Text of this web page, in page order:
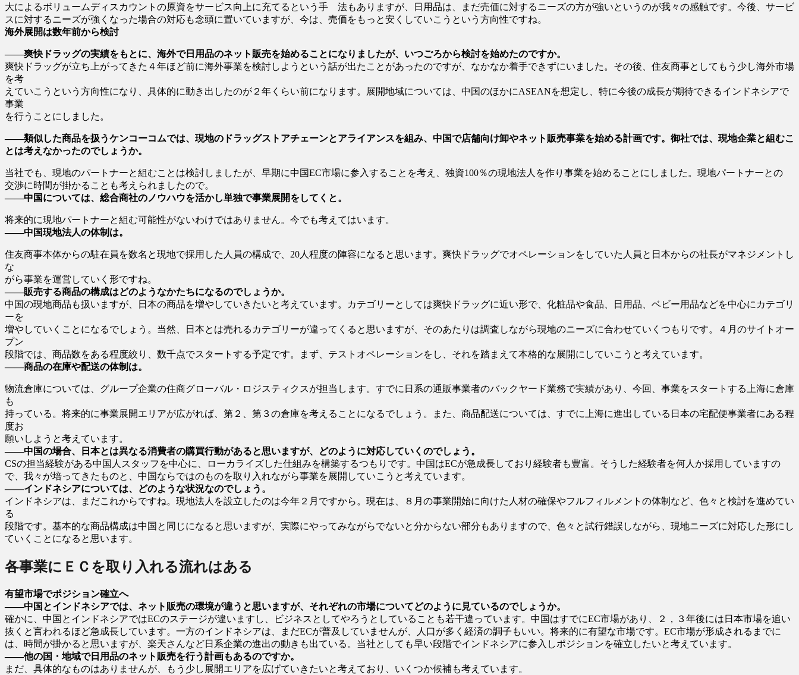
大によるボリュームディスカウントの原資をサービス向上に充てるという手 法もありますが、日用品は、まだ売価に対するニーズの方が強いというのが我々の感触です。今後、サービ
スに対するニーズが強くなった場合の対応も念頭に置いていますが、今は、売価をもっと安くしていこうという方向性ですね。
海外展開は数年前から検討
――爽快ドラッグの実績をもとに、海外で日用品のネット販売を始めることになりましたが、いつごろから検討を始めたのですか。
爽快ドラッグが立ち上がってきた４年ほど前に海外事業を検討しようという話が出たことがあったのですが、なかなか着手できずにいました。その後、住友商事としてもう少し海外市場
を考
えていこうという方向性になり、具体的に動き出したのが２年くらい前になります。展開地域については、中国のほかにASEANを想定し、特に今後の成長が期待できるインドネシアで
事業
を行うことにしました。
――類似した商品を扱うケンコーコムでは、現地のドラッグストアチェーンとアライアンスを組み、中国で店舗向け卸やネット販売事業を始める計画です。御社では、現地企業と組むこ
とは考えなかったのでしょうか。
当社でも、現地のパートナーと組むことは検討しましたが、早期に中国EC市場に参入することを考え、独資100％の現地法人を作り事業を始めることにしました。現地パートナーとの
交渉に時間が掛かることも考えられましたので。
――中国については、総合商社のノウハウを活かし単独で事業展開をしてくと。
将来的に現地パートナーと組む可能性がないわけではありません。今でも考えてはいます。
――中国現地法人の体制は。
住友商事本体からの駐在員を数名と現地で採用した人員の構成で、20人程度の陣容になると思います。爽快ドラッグでオペレーションをしていた人員と日本からの社長がマネジメントし
な
がら事業を運営していく形ですね。
――販売する商品の構成はどのようなかたちになるのでしょうか。
中国の現地商品も扱いますが、日本の商品を増やしていきたいと考えています。カテゴリーとしては爽快ドラッグに近い形で、化粧品や食品、日用品、ベビー用品などを中心にカテゴリ
ーを
増やしていくことになるでしょう。当然、日本とは売れるカテゴリーが違ってくると思いますが、そのあたりは調査しながら現地のニーズに合わせていくつもりです。４月のサイトオー
プン
段階では、商品数をある程度絞り、数千点でスタートする予定です。まず、テストオペレーションをし、それを踏まえて本格的な展開にしていこうと考えています。
――商品の在庫や配送の体制は。
物流倉庫については、グループ企業の住商グローバル・ロジスティクスが担当します。すでに日系の通販事業者のバックヤード業務で実績があり、今回、事業をスタートする上海に倉庫
も
持っている。将来的に事業展開エリアが広がれば、第２、第３の倉庫を考えることになるでしょう。また、商品配送については、すでに上海に進出している日本の宅配便事業者にある程
度お
願いしようと考えています。
――中国の場合、日本とは異なる消費者の購買行動があると思いますが、どのように対応していくのでしょう。
CSの担当経験がある中国人スタッフを中心に、ローカライズした仕組みを構築するつもりです。中国はECが急成長しており経験者も豊富。そうした経験者を何人か採用していますの
で、我々が培ってきたものと、中国ならではのものを取り入れながら事業を展開していこうと考えています。
――インドネシアについては、どのような状況なのでしょう。
インドネシアは、まだこれからですね。現地法人を設立したのは今年２月ですから。現在は、８月の事業開始に向けた人材の確保やフルフィルメントの体制など、色々と検討を進めてい
る
段階です。基本的な商品構成は中国と同じになると思いますが、実際にやってみながらでないと分からない部分もありますので、色々と試行錯誤しながら、現地ニーズに対応した形にし
ていくことになると思います。
各事業にＥＣを取り入れる流れはある
有望市場でポジション確立へ
――中国とインドネシアでは、ネット販売の環境が違うと思いますが、それぞれの市場についてどのように見ているのでしょうか。
確かに、中国とインドネシアではECのステージが違いますし、ビジネスとしてやろうとしていることも若干違っています。中国はすでにEC市場があり、２，３年後には日本市場を追い
抜くと言われるほど急成長しています。一方のインドネシアは、まだECが普及していませんが、人口が多く経済の調子もいい。将来的に有望な市場です。EC市場が形成されるまでに
は、時間が掛かると思いますが、楽天さんなど日系企業の進出の動きも出ている。当社としても早い段階でインドネシアに参入しポジションを確立したいと考えています。
――他の国・地域で日用品のネット販売を行う計画もあるのですか。
まだ、具体的なものはありませんが、もう少し展開エリアを広げていきたいと考えており、いくつか候補も考えています。